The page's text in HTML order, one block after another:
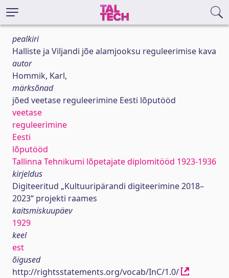
pealkiri
Halliste ja Viljandi jõe alamjooksu reguleerimise kava
autor
Hommik, Karl,
märksõnad
jõed veetase reguleerimine Eesti lõputööd
veetase
reguleerimine
Eesti
lõputööd
Tallinna Tehnikumi lõpetajate diplomitööd 1923-1936
kirjeldus
Digiteeritud „Kultuuripärandi digiteerimine 2018–
2023“ projekti raames
kaitsmiskuupäev
1929
keel
est
õigused
http://rightsstatements.org/vocab/InC/1.0/